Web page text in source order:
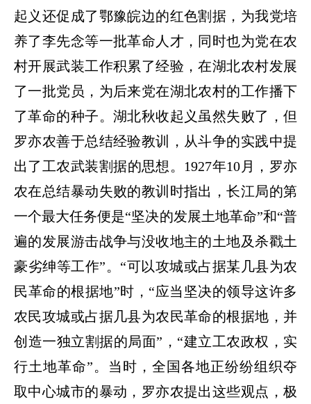
起义还促成了鄂豫皖边的红色割据，为我党培
养了李先念等一批革命人才，同时也为党在农
村开展武装工作积累了经验，在湖北农村发展
了一批党员，为后来党在湖北农村的工作播下
了革命的种子。湖北秋收起义虽然失败了，但
罗亦农善于总结经验教训，从斗争的实践中提
出了工农武装割据的思想。 1927年10 月，罗亦
农在总结暴动失败的教训时指出，长江局的第
一个最大任务便是“坚决的发展土地革命”和“普
遍的发展游击战争与没收地主的土地及杀戳土
豪劣绅等工作”。 “可以攻城或占据某几县为农
民革命的根据地”时， “应当坚决的领导这许多
农民攻城或占据几县为农民革命的根据地，并
创造一独立割据的局面” ， “建立工农政权，实
行土地革命”。当时，全国各地正纷纷组织夺
取中心城市的暴动，罗亦农提出这些观点，极